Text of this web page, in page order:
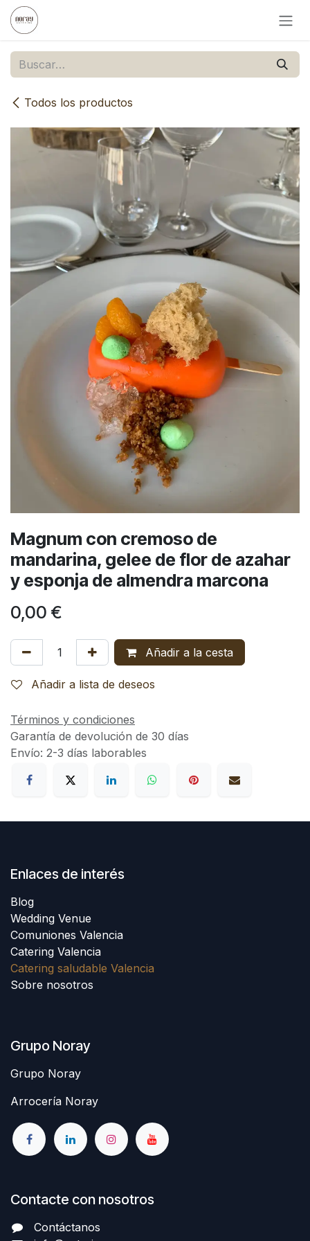
Ir al contenido
Todos los productos
Magnum con cremoso de
mandarina, gelee de flor de azahar
y esponja de almendra marcona
0,00 €
Añadir a la cesta
Añadir a lista de deseos
Términos y condiciones
Garantía de devolución de 30 días
Envío: 2-3 días laborables
Enlaces de interés
Blog
Wedding Venue
Comuniones Valencia
Catering Valencia
Catering saludable Valencia
Sobre nosotros
Grupo Noray
Grupo Noray
Arrocería Noray
Contacte con nosotros
Contáctanos